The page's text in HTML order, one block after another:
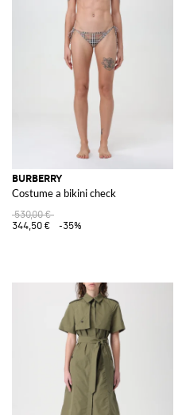
BURBERRY
Costume a bikini check
530,00 €
344,50 €
-35%